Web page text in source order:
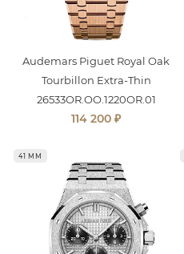
Audemars Piguet Royal Oak
Tourbillon Extra-Thin
26533OR.OO.1220OR.01
114 200 ₽
41 ММ